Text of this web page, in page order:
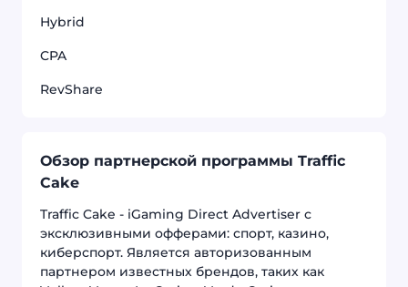
Обзор партнерской программы Traffic
Cake
Traffic Cake - iGaming Direct Advertiser с
эксклюзивными офферами: спорт, казино,
киберспорт. Является авторизованным
партнером известных брендов, таких как
Hybrid
CPA
RevShare